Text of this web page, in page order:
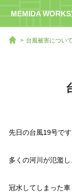
MEMIDA
台風被害について
先日の台風19号で
多くの河川が氾濫
冠水してしまった車